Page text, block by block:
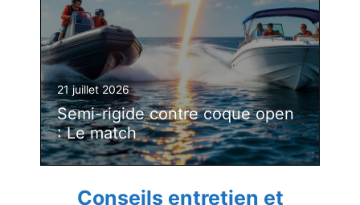
21 juillet 2026
Semi-rigide contre coque open
: Le match
Conseils entretien et